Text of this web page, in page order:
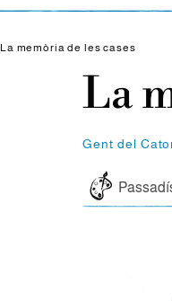
La memòria de les cases
La
Gent del